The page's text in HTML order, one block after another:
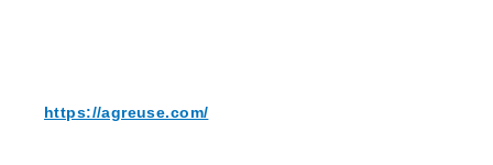
https://agreuse.com/